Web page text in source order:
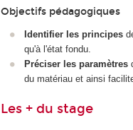
Objectifs pédagogiques
Identifier les principes
qu'à l'état fondu.
Préciser les paramètres
du matériau et ainsi
Les + du stage